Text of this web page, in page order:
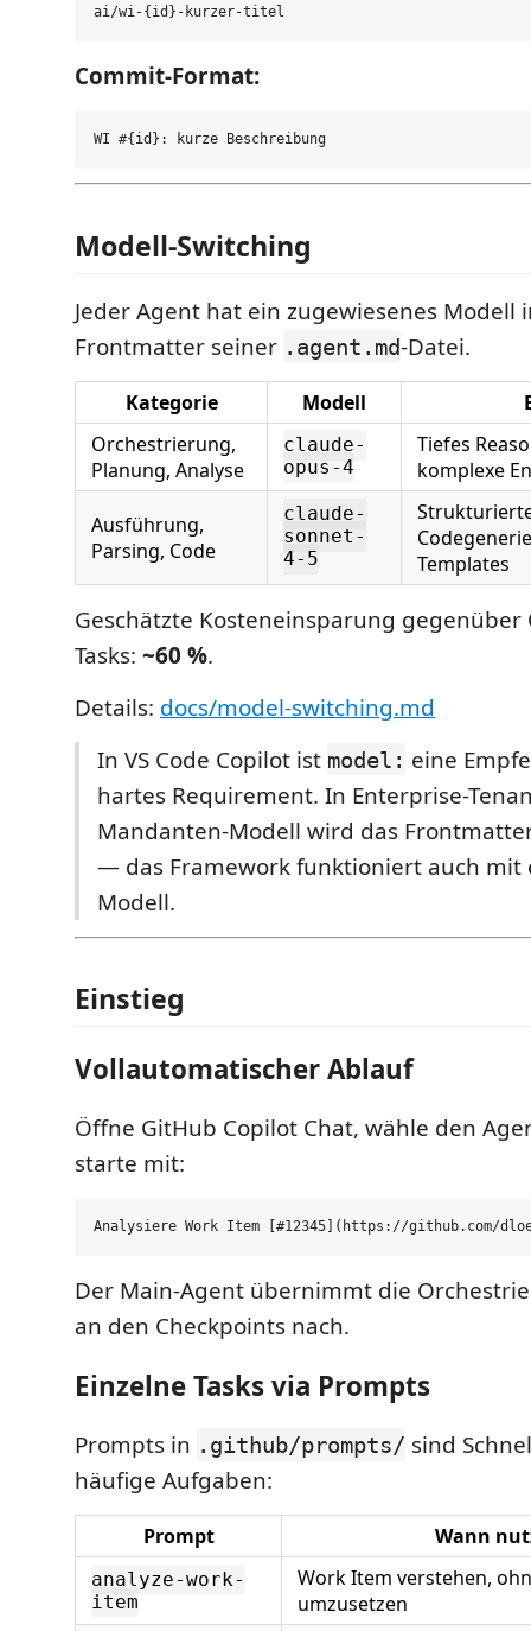
Commit-Format:
Modell-Switching
Jeder Agent hat ein zugewiesenes Modell
Frontmatter seiner .agent.md-Datei.
Kategorie Modell
Orchestrierung,
Planung, Analyse
claude-
opus-4
Tiefes
komplexe
Ausführung,
Parsing, Code
claude-
sonnet-
4-5
Templates
Geschätzte Kosteneinsparung gegenüber
Tasks: ~60 %.
Details: docs/model-switching.md
In VS Code Copilot ist model: eine
hartes Requirement. In Enterprise-
Mandanten-Modell wird das
— das Framework funktioniert auch mit
Modell.
Einstieg
Vollautomatischer Ablauf
Öffne GitHub Copilot Chat, wähle den
starte mit:
Der Main-Agent übernimmt die
an den Checkpoints nach.
Einzelne Tasks via Prompts
Prompts in .github/prompts/ sind
häufige Aufgaben:
Prompt Wann
analyze-work-
item
Work Item verstehen,
umzusetzen